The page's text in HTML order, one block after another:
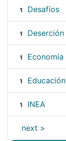
1 Desafíos
1 Deserción
1 Economía
1 Educación
1 INEA
next >